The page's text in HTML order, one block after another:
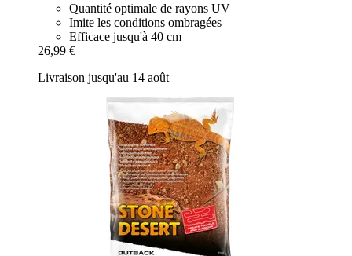
Quantité optimale de rayons UV
Imite les conditions ombragées
Efficace jusqu'à 40 cm
26,99 €
Livraison jusqu'au 14 août